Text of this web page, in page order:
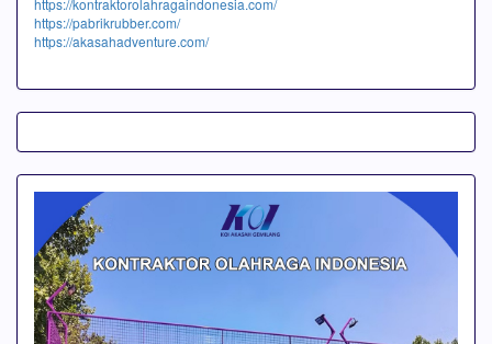
https://kontraktorolahragaindonesia.com/
https://pabrikrubber.com/
https://akasahadventure.com/